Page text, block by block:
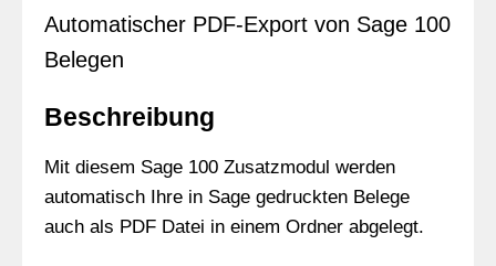
Automatischer PDF-Export von Sage 100
Belegen
Beschreibung
Mit diesem Sage 100 Zusatzmodul werden
automatisch Ihre in Sage gedruckten Belege
auch als PDF Datei in einem Ordner abgelegt.